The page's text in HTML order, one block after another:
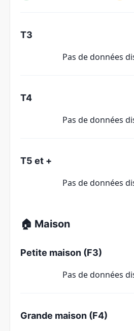
T3
Pas de données
T4
Pas de données
T5 et +
Pas de données
🏠 Maison
Petite maison (F3)
Pas de données
Grande maison (F4)